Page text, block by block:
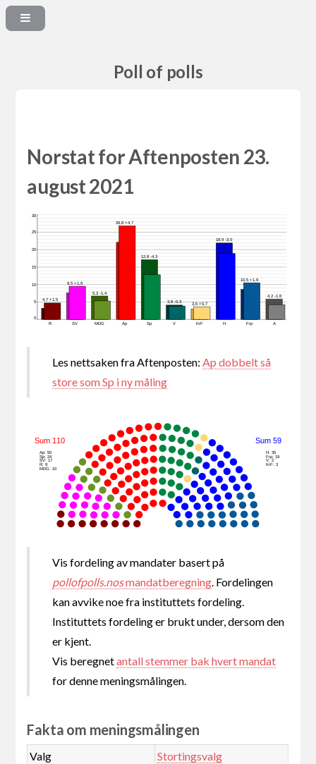
Poll of polls
Norstat for Aftenposten 23.
august 2021
4,7 +1,5
9,5 +1,9
5,3 -1,4
26,8 +4,7
12,8 -4,3
3,8 -0,3 3,6 +0,7
18,9 -3,0
10,5 +1,9
4,2 -1,6
R SV MDG Ap Sp V KrF H Frp A
0
5
10
15
20
25
30
Les nettsaken fra Aftenposten:Ap dobbelt så
store som Sp i ny måling
Sum 110
Ap: 50
Sp: 24
SV: 17
R: 9
MDG: 10
Sum 59
H: 35
Frp: 19
V: 2
KrF: 3
Vis fordeling av mandater basert på
pollofpolls.nosmandatberegning. Fordelingen
kan avvike noe fra instituttets fordeling.
Instituttets fordeling er brukt under, dersom den
er kjent.
Vis beregnetantall stemmer bak hvert mandat
for denne meningsmålingen.
Fakta om meningsmålingen
Valg
Stortingsvalg